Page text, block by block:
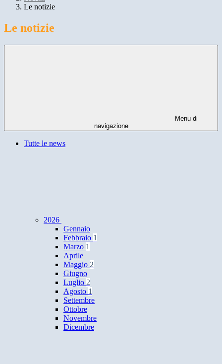
Le notizie
Le notizie
Menu di
navigazione
Tutte le news
2026
Gennaio
Febbraio 1
Marzo 1
Aprile
Maggio 2
Giugno
Luglio 2
Agosto 1
Settembre
Ottobre
Novembre
Dicembre